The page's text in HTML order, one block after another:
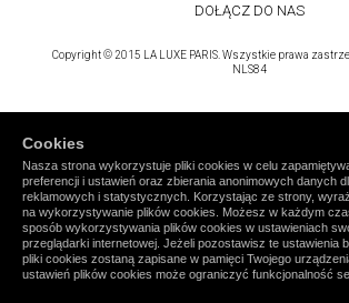
DOŁĄCZ DO NAS
Copyright © 2015 LA LUXE PARIS. Wszystkie prawa
NLS84
Cookies
Nasza strona wykorzystuje pliki cookies w celu
preferencji i ustawień oraz zbierania anonimowych danych
reklamowych i statystycznych. Korzystając ze strony,
na wykorzystywanie plików cookies. Możesz w każdym
sposób wykorzystywania plików cookies w ustawieniach
przeglądarki internetowej. Jeżeli pozostawisz te ustawienia
pliki cookies zostaną zapisane w pamięci Twojego
ustawień plików cookies może ograniczyć funkcjonalność